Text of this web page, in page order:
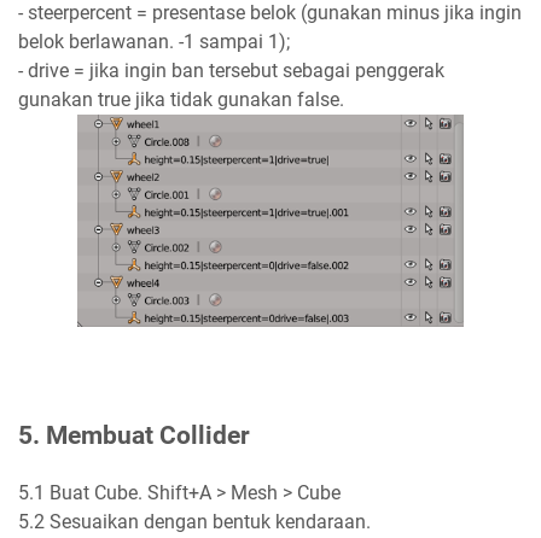
- steerpercent = presentase belok (gunakan minus jika ingin
belok berlawanan. -1 sampai 1);
- drive = jika ingin ban tersebut sebagai penggerak
gunakan true jika tidak gunakan false.
5. Membuat Collider
5.1 Buat Cube. Shift+A > Mesh > Cube
5.2 Sesuaikan dengan bentuk kendaraan.